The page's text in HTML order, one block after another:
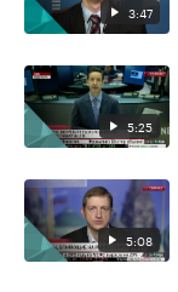
3:47
5:25
5:08